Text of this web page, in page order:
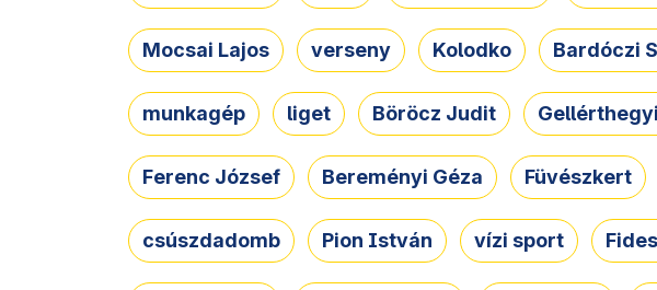
Mocsai Lajos verseny Kolodko Bardóczi
munkagép liget Böröcz Judit
Ferenc József Bereményi Géza Füvészkert
csúszdadomb Pion István vízi sport